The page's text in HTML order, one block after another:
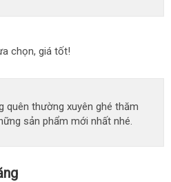
chọn, giá tốt!
quên thường xuyên ghé thăm
sản phẩm mới nhất nhé.